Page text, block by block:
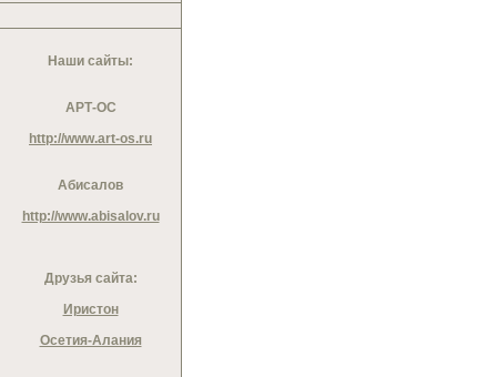
Наши сайты:
АРТ-ОС
http://www.art-os.ru
Абисалов
http://www.abisalov.ru
Друзья сайта:
Иристон
Осетия-Алания